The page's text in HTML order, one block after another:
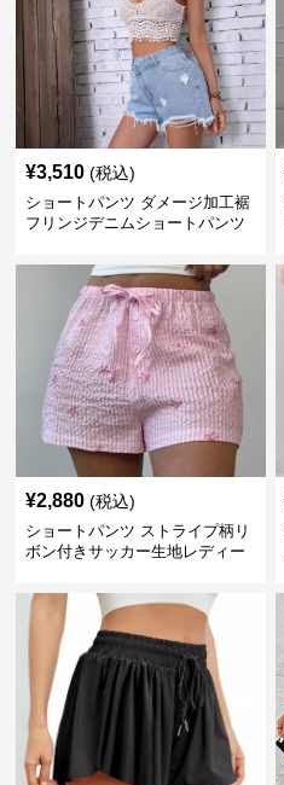
¥3,510 (税込)
ショートパンツ ダメージ加工裾
フリンジデニムショートパンツ
¥2,880 (税込)
ショートパンツ ストライプ柄リ
ボン付きサッカー生地レディー